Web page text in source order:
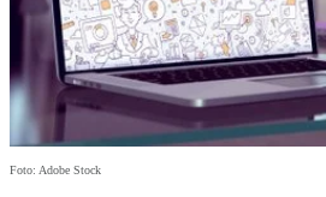
Foto: Adobe Stock